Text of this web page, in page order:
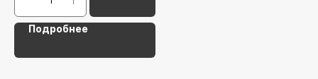
Подробнее